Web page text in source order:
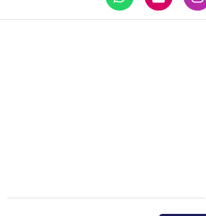
تقویم ساعت است. عقربه‌های این ساعت
این ساعت خطی و طلایی هستند. نام
همچنین جنس بند فلزی و از نوع استیل
و خارش نمی‌شود قفل این ساعت از
است و ساعت به راحتی از دست نمی‌افتد.